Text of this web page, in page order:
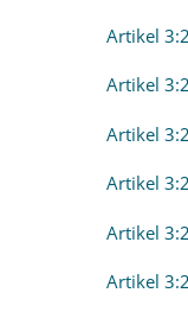
Artikel
Artikel
Artikel
Artikel
Artikel
Artikel